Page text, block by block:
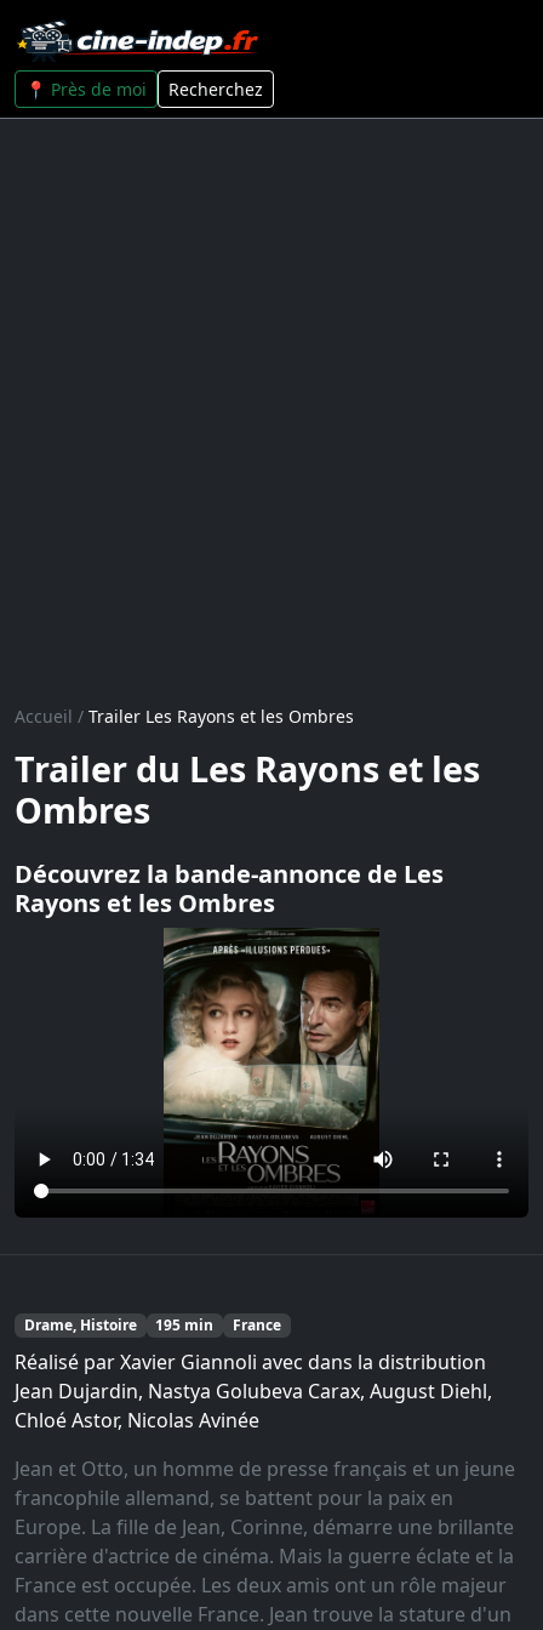
📍 Près de moi Recherchez
Accueil / Trailer Les Rayons et les Ombres
Trailer du Les Rayons et les
Ombres
Découvrez la bande-annonce de Les
Rayons et les Ombres
Drame, Histoire 195 min France
Réalisé par Xavier Giannoli avec dans la distribution
Jean Dujardin, Nastya Golubeva Carax, August Diehl,
Chloé Astor, Nicolas Avinée
Jean et Otto, un homme de presse français et un jeune
francophile allemand, se battent pour la paix en
Europe. La fille de Jean, Corinne, démarre une brillante
carrière d'actrice de cinéma. Mais la guerre éclate et la
France est occupée. Les deux amis ont un rôle majeur
dans cette nouvelle France. Jean trouve la stature d'un